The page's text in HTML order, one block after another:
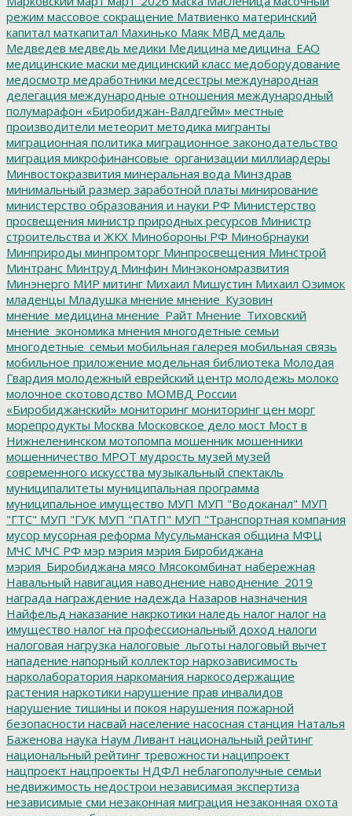
режим массовое сокращение Матвиенко материнский
капитал маткапитал Махинько Маяк МВД медаль
Медведев медведь медики Медицина медицина_ЕАО
медицинские маски медицинский класс медоборудование
медосмотр медработники медсестры международная
делегация международные отношения международный
полумарафон «Биробиджан-Валдгейм» местные
производители метеорит методика мигранты
миграционная политика миграционное законодательство
миграция микрофинансовые_организации миллиардеры
Минвостокразвития минеральная вода Минздрав
минимальный размер заработной платы минирование
министерство образования и науки РФ Министерство
просвещения министр природных ресурсов Министр
строительства и ЖКХ Минобороны РФ Минобрнауки
Минприроды минпромторг Минпросвещения Минстрой
Минтранс Минтруд Минфин Минэкономразвития
Минэнерго МИР митинг Михаил Мишустин Михаил Озимок
младенцы Младушка мнение мнение_Кузовин
мнение_медицина мнение_Райт Мнение_Тиховский
мнение_экономика мнения многодетные семьи
многодетные_семьи мобильная галерея мобильная связь
мобильное приложение модельная библиотека Молодая
Гвардия молодежный еврейский центр молодежь молоко
молочное скотоводство МОМВД России
«Биробиджанский» мониторинг мониторинг цен морг
морепродукты Москва Московское дело мост Мост в
Нижнеленинском мотопомпа мошенник мошенники
мошенничество МРОТ мудрость музей музей
современного искусства музыкальный спектакль
муниципалитеты муниципальная программа
муниципальное имущество МУП МУП "Водоканал" МУП
"ГТС" МУП "ГУК МУП "ПАТП" МУП "Транспортная компания
мусор мусорная реформа Мусульманская община МФЦ
МЧС МЧС РФ мэр мэрия мэрия Биробиджана
мэрия_Биробиджана мясо Мясокомбинат набережная
Навальный навигация наводнение наводнение_2019
награда награждение надежда Назаров назначения
Найфельд наказание накркотики наледь налог налог на
имущество налог на профессиональный доход налоги
налоговая нагрузка налоговые_льготы налоговый вычет
нападение напорный коллектор наркозависимость
нарколаборатория наркомания наркосодержащие
растения наркотики нарушение прав инвалидов
нарушение тишины и покоя нарушения пожарной
безопасности насвай население насосная станция Наталья
Баженова наука Наум Ливант национальный рейтинг
национальный рейтинг тревожности наципроект
нацпроект нацпроекты НДФЛ неблагополучные семьи
недвижимость недострои независимая экспертиза
независимые сми незаконная миграция незаконная охота